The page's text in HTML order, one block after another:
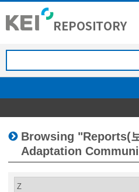
Browsing "Reports(
Adaptation